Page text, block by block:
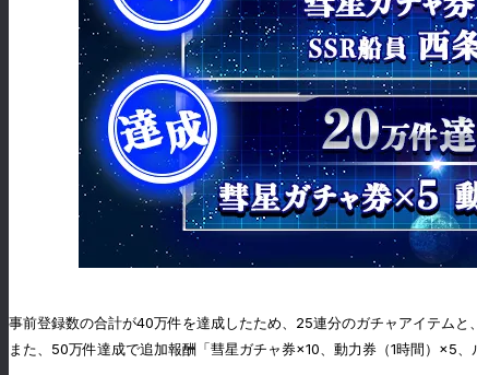
事前登録数の合計が40万件を達成したため、25連分のガチャアイテムと
また、50万件達成で追加報酬「彗星ガチャ券×10、動力券（1時間）×5、